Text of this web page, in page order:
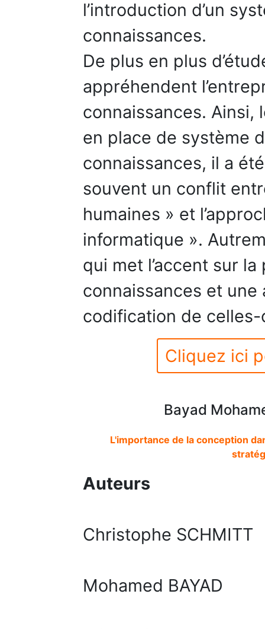
l’introduction d’un
connaissances.
De plus en plus
appréhendent
connaissances. Ainsi,
en place de système
connaissances, il a
souvent un conflit
humaines » et
informatique ».
qui met l’accent sur
connaissances et une
codification de celles-
Cliquez ici
Bayad
L'importance de la conception
Auteurs
Christophe SCHMITT
Mohamed BAYAD